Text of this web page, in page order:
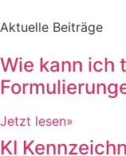
Aktuelle Beiträge
Wie kann ich
Jetzt lesen»
KI